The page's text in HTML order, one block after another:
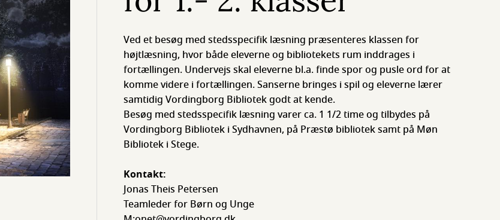
Ved et besøg med stedsspecifik læsning præsenteres klassen for
højtlæsning, hvor både eleverne og bibliotekets rum inddrages i
fortællingen. Undervejs skal eleverne bl.a. finde spor og pusle ord for at
komme videre i fortællingen. Sanserne bringes i spil og eleverne lærer
samtidig Vordingborg Bibliotek godt at kende.
Besøg med stedsspecifik læsning varer ca. 1 1/2 time og tilbydes på
Vordingborg Bibliotek i Sydhavnen, på Præstø bibliotek samt på Møn
Bibliotek i Stege.
Kontakt:
Jonas Theis Petersen
Teamleder for Børn og Unge